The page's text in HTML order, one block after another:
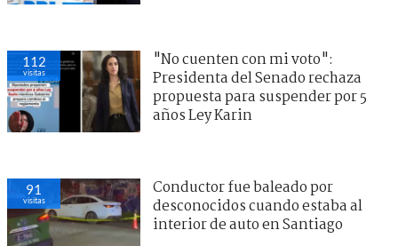
112
visitas
"No cuenten con mi voto":
Presidenta del Senado rechaza
propuesta para suspender por 5
años Ley Karin
91
visitas
Conductor fue baleado por
desconocidos cuando estaba al
interior de auto en Santiago